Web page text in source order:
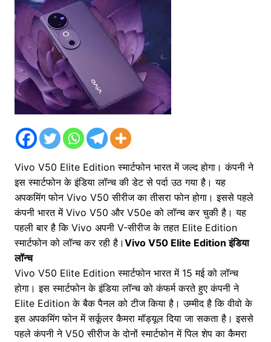
Vivo V50 Elite Edition स्मार्टफोन भारत में जल्द होगा। कंपनी ने
इस स्मार्टफोन के इंडिया लॉन्च की डेट से पर्दा उठ गया है। यह
अपकमिंग फोन Vivo V50 सीरीज का तीसरा फोन होगा। इससे पहले
कंपनी भारत में Vivo V50 और V50e को लॉन्च कर चुकी है। यह
पहली बार है कि Vivo अपनी V-सीरीज के तहत Elite Edition
स्मार्टफोन को लॉन्च कर रही है। Vivo V50 Elite Edition इंडिया
लॉन्च
Vivo V50 Elite Edition स्मार्टफोन भारत में 15 मई को लॉन्च
होगा। इस स्मार्टफोन के इंडिया लॉन्च को कंफर्म करते हुए कंपनी ने
Elite Edition के बैक पैनल को टीज किया है। उम्मीद है कि वीवो के
इस अपकमिंग फोन में सर्कूलर कैमरा मॉड्यूल दिया जा सकता है। इससे
पहले कंपनी ने V50 सीरीज के दोनों स्मार्टफोन में पिल शेप का कैमरा